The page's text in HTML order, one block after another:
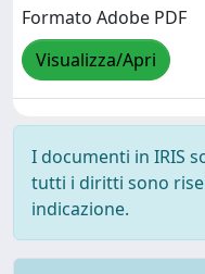
Formato Adobe PDF
Visualizza/Apri
I documenti in IRIS
tutti i diritti sono
indicazione.